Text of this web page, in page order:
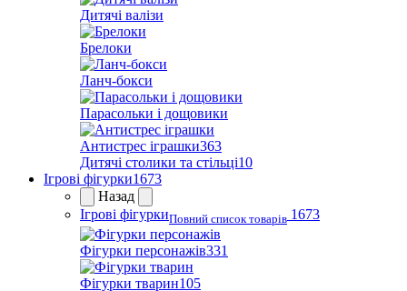
Дитячі валізи
Брелоки
Ланч-бокси
Парасольки і дощовики
Антистрес іграшки363
Дитячі столики та стільці10
Ігрові фігурки1673
Назад
Ігрові фігуркиПовний список товарів 1673
Фігурки персонажів331
Фігурки тварин105